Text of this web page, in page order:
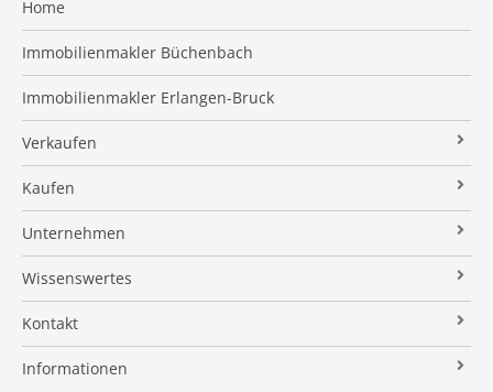
Home
Immobilienmakler Büchenbach
Immobilienmakler Erlangen-Bruck
Verkaufen
Verkaufsanfrage
Referenzobjekte
Makleralleinauftrag
Wertermittlung
Verkaufsvorbereitung
Vermarktung
Kaufen
Immobilienangebote
Finanzierung
Suchauftrag
Unternehmen
Über uns
Kundenstimmen
Stielke-Facts
Kooperationspartner
Wissenswertes
Immobilien News
Immobilien ABC
Kontakt
Impressum
Informationen